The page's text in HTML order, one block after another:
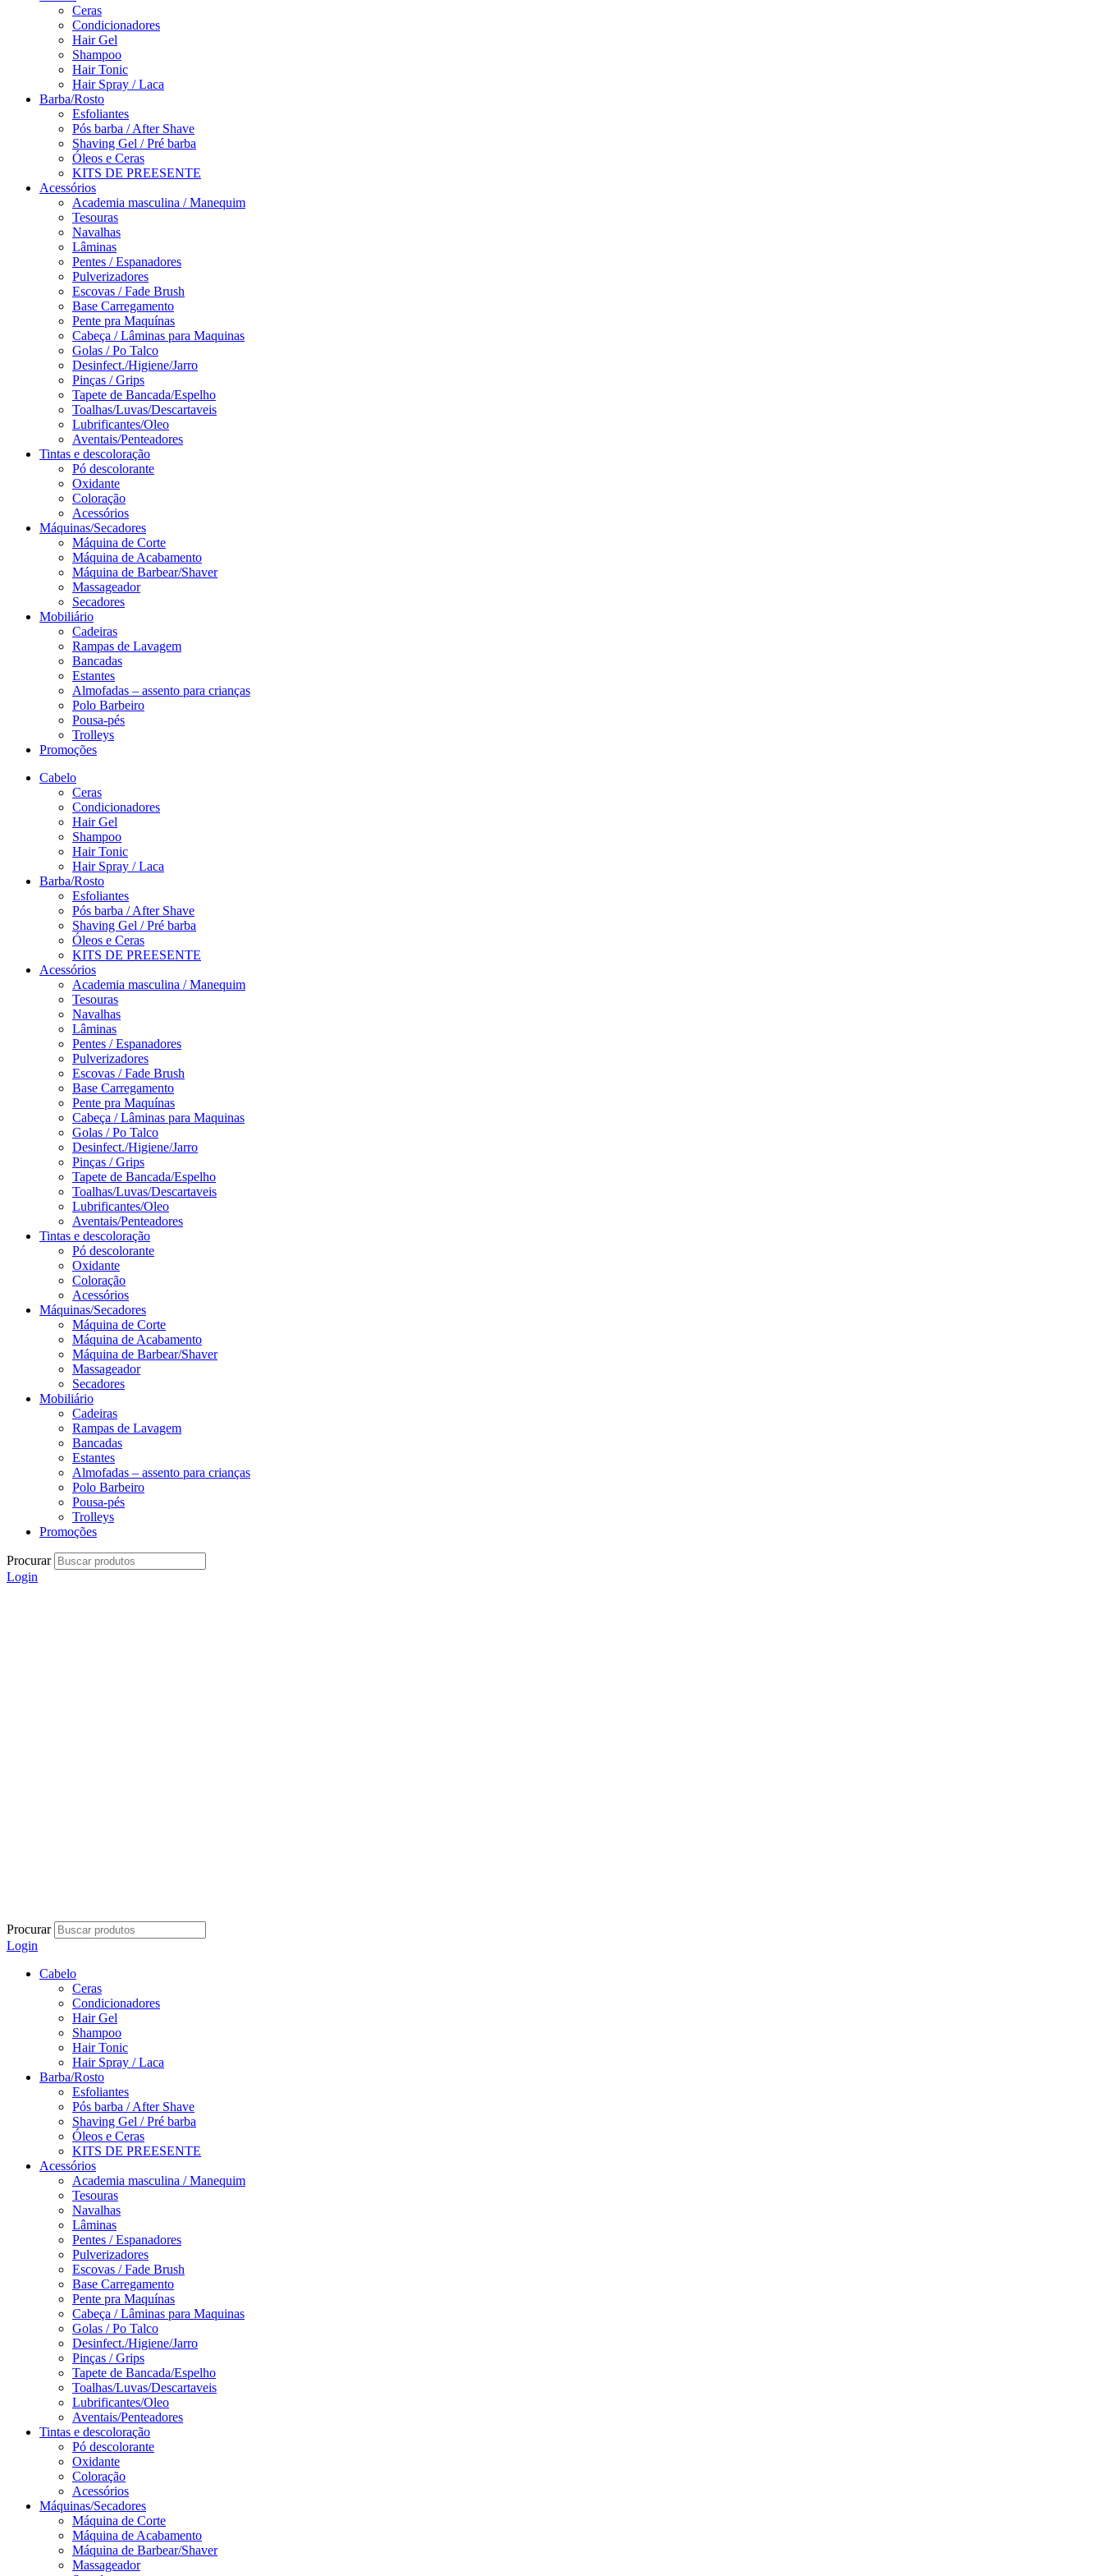
Ceras
Condicionadores
Hair Gel
Shampoo
Hair Tonic
Hair Spray / Laca
Barba/Rosto
Esfoliantes
Pós barba / After Shave
Shaving Gel / Pré barba
Óleos e Ceras
KITS DE PREESENTE
Acessórios
Academia masculina / Manequim
Tesouras
Navalhas
Lâminas
Pentes / Espanadores
Pulverizadores
Escovas / Fade Brush
Base Carregamento
Pente pra Maquínas
Cabeça / Lâminas para Maquinas
Golas / Po Talco
Desinfect./Higiene/Jarro
Pinças / Grips
Tapete de Bancada/Espelho
Toalhas/Luvas/Descartaveis
Lubrificantes/Oleo
Aventais/Penteadores
Tintas e descoloração
Pó descolorante
Oxidante
Coloração
Acessórios
Máquinas/Secadores
Máquina de Corte
Máquina de Acabamento
Máquina de Barbear/Shaver
Massageador
Secadores
Mobiliário
Cadeiras
Rampas de Lavagem
Bancadas
Estantes
Almofadas – assento para crianças
Polo Barbeiro
Pousa-pés
Trolleys
Promoções
Cabelo
Ceras
Condicionadores
Hair Gel
Shampoo
Hair Tonic
Hair Spray / Laca
Barba/Rosto
Esfoliantes
Pós barba / After Shave
Shaving Gel / Pré barba
Óleos e Ceras
KITS DE PREESENTE
Acessórios
Academia masculina / Manequim
Tesouras
Navalhas
Lâminas
Pentes / Espanadores
Pulverizadores
Escovas / Fade Brush
Base Carregamento
Pente pra Maquínas
Cabeça / Lâminas para Maquinas
Golas / Po Talco
Desinfect./Higiene/Jarro
Pinças / Grips
Tapete de Bancada/Espelho
Toalhas/Luvas/Descartaveis
Lubrificantes/Oleo
Aventais/Penteadores
Tintas e descoloração
Pó descolorante
Oxidante
Coloração
Acessórios
Máquinas/Secadores
Máquina de Corte
Máquina de Acabamento
Máquina de Barbear/Shaver
Massageador
Secadores
Mobiliário
Cadeiras
Rampas de Lavagem
Bancadas
Estantes
Almofadas – assento para crianças
Polo Barbeiro
Pousa-pés
Trolleys
Promoções
Procurar
Login
Procurar
Login
Cabelo
Ceras
Condicionadores
Hair Gel
Shampoo
Hair Tonic
Hair Spray / Laca
Barba/Rosto
Esfoliantes
Pós barba / After Shave
Shaving Gel / Pré barba
Óleos e Ceras
KITS DE PREESENTE
Acessórios
Academia masculina / Manequim
Tesouras
Navalhas
Lâminas
Pentes / Espanadores
Pulverizadores
Escovas / Fade Brush
Base Carregamento
Pente pra Maquínas
Cabeça / Lâminas para Maquinas
Golas / Po Talco
Desinfect./Higiene/Jarro
Pinças / Grips
Tapete de Bancada/Espelho
Toalhas/Luvas/Descartaveis
Lubrificantes/Oleo
Aventais/Penteadores
Tintas e descoloração
Pó descolorante
Oxidante
Coloração
Acessórios
Máquinas/Secadores
Máquina de Corte
Máquina de Acabamento
Máquina de Barbear/Shaver
Massageador